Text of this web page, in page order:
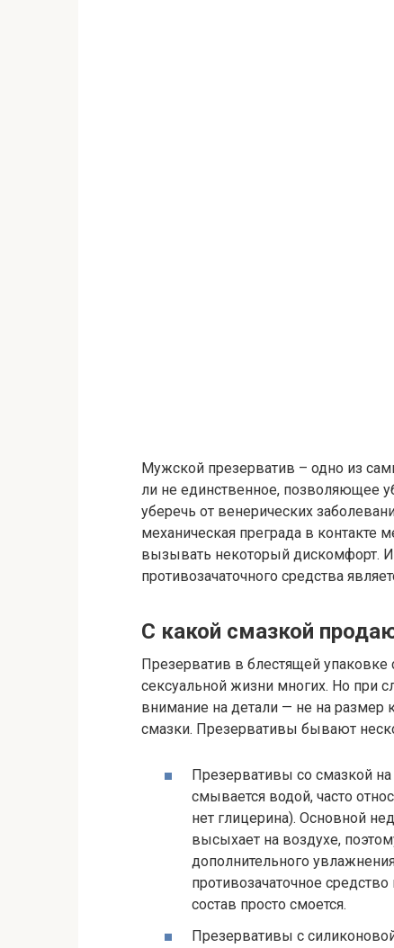
Мужской презерватив – одно из
ли не единственное, позволяющее
уберечь от венерических
механическая преграда в
вызывать некоторый дискомфорт.
противозачаточного средства
С какой смазкой
Презерватив в блестящей
сексуальной жизни многих. Но при
внимание на детали — не на размер
смазки. Презервативы бывают
Презервативы со смазкой
смывается водой, часто
нет глицерина). Основной
высыхает на воздухе,
дополнительного
противозачаточное
состав просто смоется.
Презервативы с